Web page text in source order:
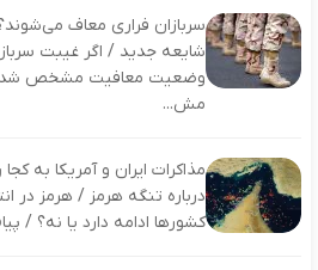
سربازان فراری معاف
شایعه جدید / اگر غیبت
وضعیت معافیت مشخص شد /
مش...
مذاکرات ایران و آمریکا به
درباره تنگه هرمز / هرمز در
کشورها ادامه دارد یا نه؟ /